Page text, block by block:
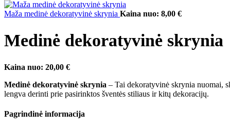
Maža medinė dekoratyvinė skrynia Kaina nuo: 8,00 €
Medinė dekoratyvinė skrynia
Kaina nuo: 20,00 €
Medinė dekoratyvinė skrynia – Tai dekoratyvinė skrynia nuomai,
lengva derinti prie pasirinktos šventės stiliaus ir kitų dekoracijų.
Pagrindinė informacija